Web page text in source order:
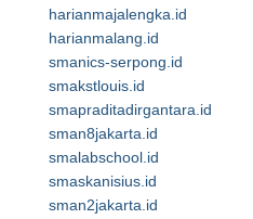
harianmajalengka.id
harianmalang.id
smanics-serpong.id
smakstlouis.id
smapraditadirgantara.id
sman8jakarta.id
smalabschool.id
smaskanisius.id
sman2jakarta.id